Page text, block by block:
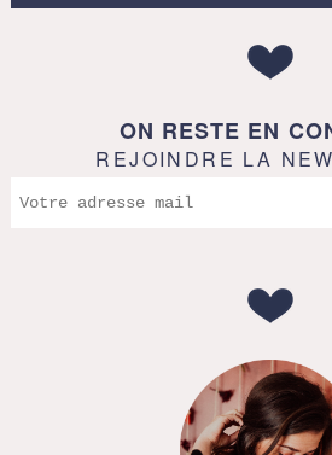
ON RESTE EN
REJOINDRE LA